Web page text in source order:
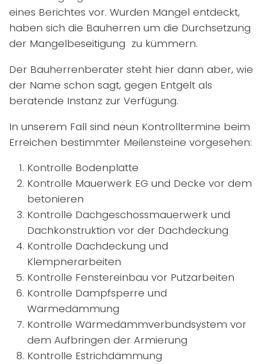
eines Berichtes vor. Wurden Mängel entdeckt,
haben sich die Bauherren um die Durchsetzung
der Mangelbeseitigung zu kümmern.
Der Bauherrenberater steht hier dann aber, wie
der Name schon sagt, gegen Entgelt als
beratende Instanz zur Verfügung.
In unserem Fall sind neun Kontrolltermine beim
Erreichen bestimmter Meilensteine vorgesehen:
Kontrolle Bodenplatte
Kontrolle Mauerwerk EG und Decke vor dem
betonieren
Kontrolle Dachgeschossmauerwerk und
Dachkonstruktion vor der Dachdeckung
Kontrolle Dachdeckung und
Klempnerarbeiten
Kontrolle Fenstereinbau vor Putzarbeiten
Kontrolle Dampfsperre und
Wärmedämmung
Kontrolle Wärmedämmverbundsystem vor
dem Aufbringen der Armierung
Kontrolle Estrichdämmung